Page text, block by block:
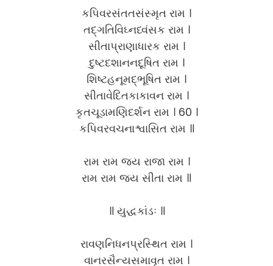
કપિવરસંતતસંસ્મૃત રામ ।
તદ્ગતિવિઘ્નધ્વંસક રામ ।
સીતાપ્રાણાધારક રામ ।
દુષ્ટદશાનનદૂષિત રામ ।
શિષ્ટહનૂમદ્ભૂષિત રામ ।
સીતાવેદિતકાકાવન રામ ।
કૃતચૂડામણિદર્શન રામ । 60 ।
કપિવરવચનાશ્વાસિત રામ ॥
રામ રામ જય રાજા રામ ।
રામ રામ જય સીતા રામ ॥
॥ યુદ્ધકાંડઃ ॥
રાવણનિધનપ્રસ્થિત રામ ।
વાનરસૈન્યસમાવૃત રામ ।